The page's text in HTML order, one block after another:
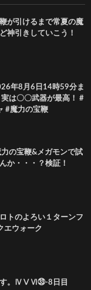
が引けるまで常夏の魔
神引きしていこう！
年8月6日14時59分ま
は〇〇武器が最高！ #
#魔力の宝鞭
力の宝鞭&メガモンで試
か・・・？検証！
トのよろい１ターンフ
エウォーク
す。ⅣⅤⅥ㉝-8日目